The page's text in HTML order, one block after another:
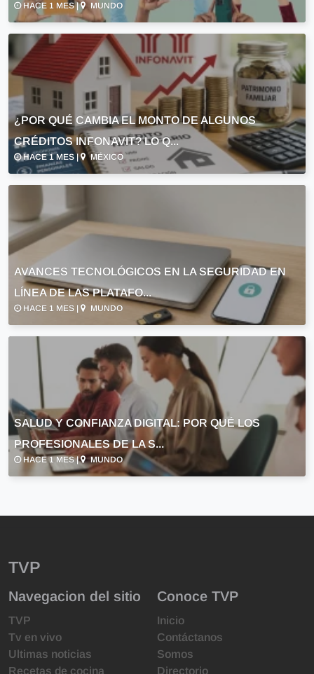
HACE 1 MES | MUNDO
¿POR QUÉ CAMBIA EL MONTO DE ALGUNOS
CRÉDITOS INFONAVIT? LO Q...
HACE 1 MES | MÉXICO
AVANCES TECNOLÓGICOS EN LA SEGURIDAD EN
LÍNEA DE LAS PLATAFO...
HACE 1 MES | MUNDO
SALUD Y CONFIANZA DIGITAL: POR QUÉ LOS
PROFESIONALES DE LA S...
HACE 1 MES | MUNDO
TVP
Navegacion del sitio
TVP
Tv en vivo
Ultimas noticias
Recetas de cocina
Conoce TVP
Inicio
Contáctanos
Somos
Directorio